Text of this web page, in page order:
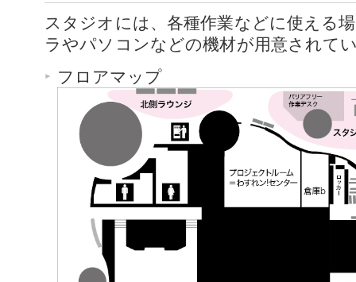
スタジオには、各種作業などに使える
ラやパソコンなどの機材が用意されて
フロアマップ